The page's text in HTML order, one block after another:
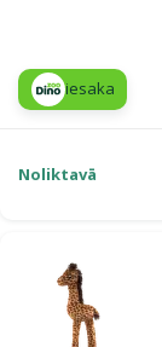
iesaka
Noliktavā